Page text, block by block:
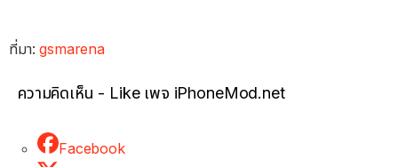
ที่มา:gsmarena
ความคิดเห็น - Like เพจ iPhoneMod.net
Facebook